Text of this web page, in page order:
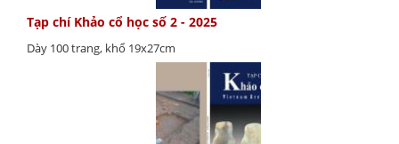
Tạp chí Khảo cổ học số 2 - 2025
Dày 100 trang, khổ 19x27cm